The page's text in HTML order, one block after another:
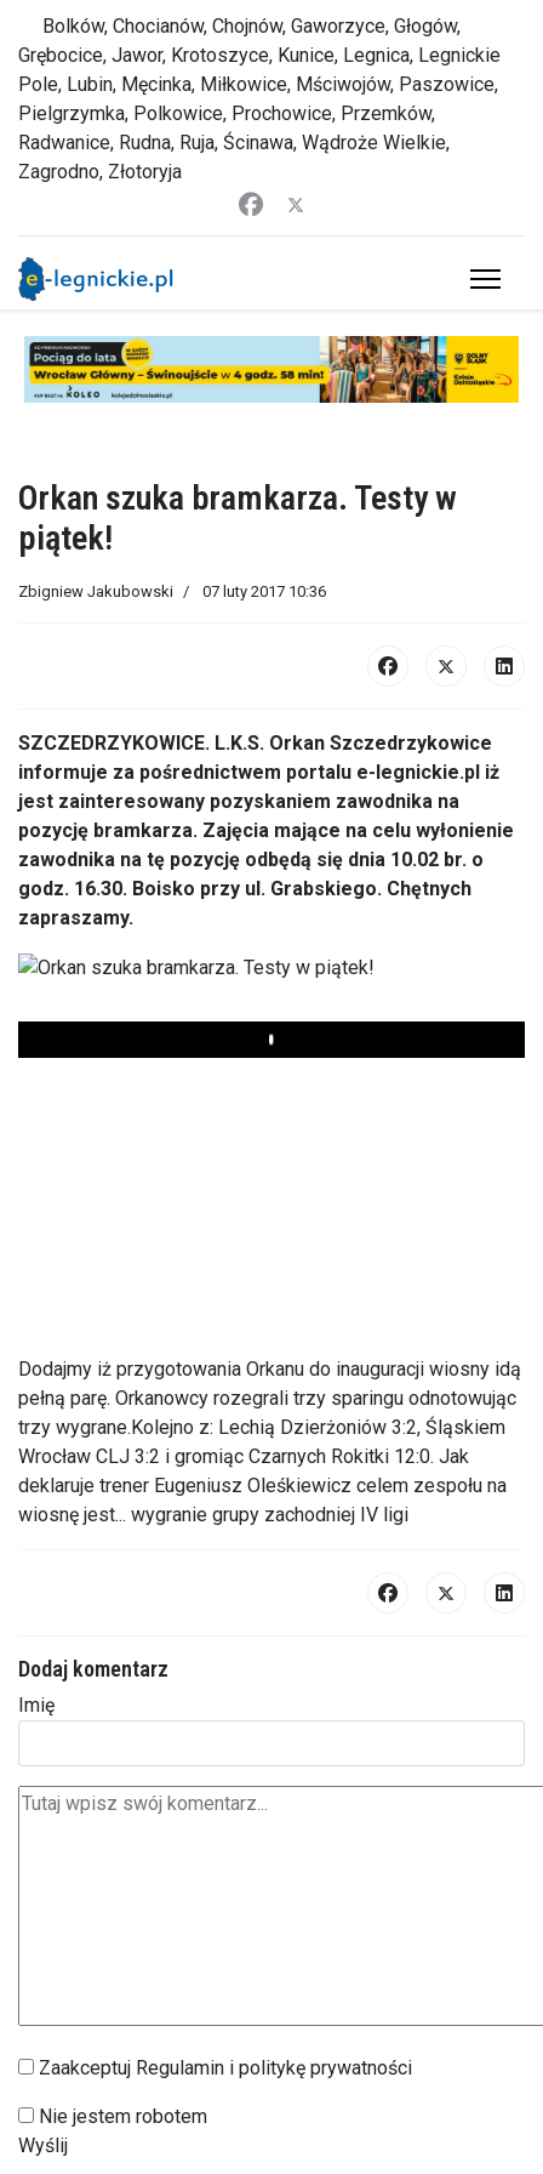
Bolków, Chocianów, Chojnów, Gaworzyce, Głogów,
Grębocice, Jawor, Krotoszyce, Kunice, Legnica, Legnickie
Pole, Lubin, Męcinka, Miłkowice, Mściwojów, Paszowice,
Pielgrzymka, Polkowice, Prochowice, Przemków,
Radwanice, Rudna, Ruja, Ścinawa, Wądroże Wielkie,
Zagrodno, Złotoryja
Orkan szuka bramkarza. Testy w
piątek!
Zbigniew Jakubowski 07 luty 2017 10:36
SZCZEDRZYKOWICE. L.K.S. Orkan Szczedrzykowice
informuje za pośrednictwem portalu e-legnickie.pl iż
jest zainteresowany pozyskaniem zawodnika na
pozycję bramkarza. Zajęcia mające na celu wyłonienie
zawodnika na tę pozycję odbędą się dnia 10.02 br. o
godz. 16.30. Boisko przy ul. Grabskiego. Chętnych
zapraszamy.
Play
Dodajmy iż przygotowania Orkanu do inauguracji wiosny idą
pełną parę. Orkanowcy rozegrali trzy sparingu odnotowując
trzy wygrane.Kolejno z: Lechią Dzierżoniów 3:2, Śląskiem
Wrocław CLJ 3:2 i gromiąc Czarnych Rokitki 12:0. Jak
deklaruje trener Eugeniusz Oleśkiewicz celem zespołu na
wiosnę jest... wygranie grupy zachodniej IV ligi
Dodaj komentarz
Imię
Zaakceptuj Regulamin i politykę prywatności
Nie jestem robotem
Wyślij